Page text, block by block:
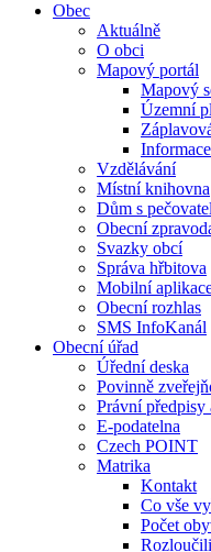
Obec
Aktuálně
O obci
Mapový portál
Mapový
Územní
Vzdělávání
Místní knihovna
Dům s
Obecní
Svazky obcí
Správa hřbitova
Mobilní
Obecní rozhlas
SMS InfoKanál
Obecní úřad
Úřední deska
Povinně
Právní předpisy
E-podatelna
Czech POINT
Matrika
Kontakt
Co vše
Počet